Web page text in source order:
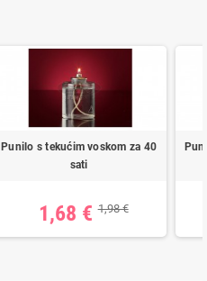
Punilo s tekućim voskom za 40
sati
1,68 € 1,98 €